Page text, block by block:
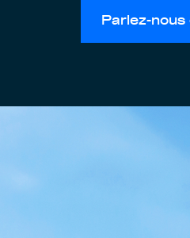
Parlez-